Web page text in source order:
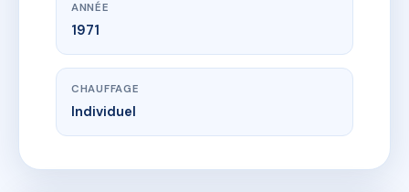
ANNÉE
1971
CHAUFFAGE
Individuel